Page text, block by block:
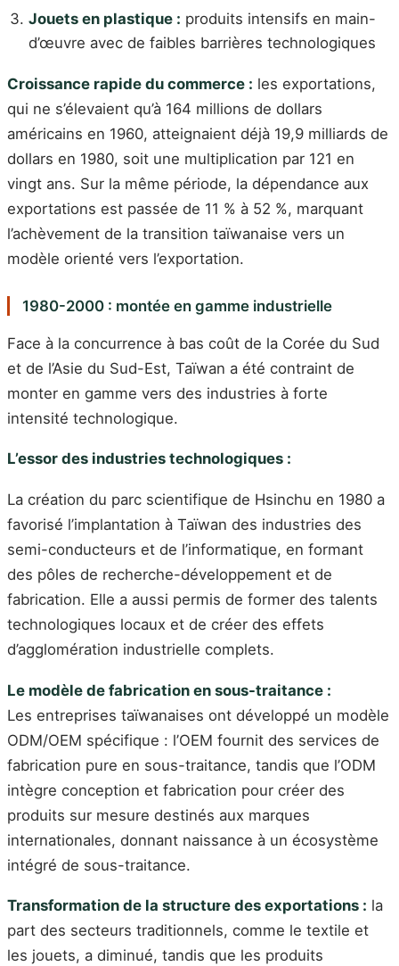
Jouets en plastique : produits intensifs en main-
d’œuvre avec de faibles barrières technologiques
Croissance rapide du commerce : les exportations,
qui ne s’élevaient qu’à 164 millions de dollars
américains en 1960, atteignaient déjà 19,9 milliards de
dollars en 1980, soit une multiplication par 121 en
vingt ans. Sur la même période, la dépendance aux
exportations est passée de 11 % à 52 %, marquant
l’achèvement de la transition taïwanaise vers un
modèle orienté vers l’exportation.
1980-2000 : montée en gamme industrielle
Face à la concurrence à bas coût de la Corée du Sud
et de l’Asie du Sud-Est, Taïwan a été contraint de
monter en gamme vers des industries à forte
intensité technologique.
L’essor des industries technologiques :
La création du parc scientifique de Hsinchu en 1980 a
favorisé l’implantation à Taïwan des industries des
semi-conducteurs et de l’informatique, en formant
des pôles de recherche-développement et de
fabrication. Elle a aussi permis de former des talents
technologiques locaux et de créer des effets
d’agglomération industrielle complets.
Le modèle de fabrication en sous-traitance :
Les entreprises taïwanaises ont développé un modèle
ODM/OEM spécifique : l’OEM fournit des services de
fabrication pure en sous-traitance, tandis que l’ODM
intègre conception et fabrication pour créer des
produits sur mesure destinés aux marques
internationales, donnant naissance à un écosystème
intégré de sous-traitance.
Transformation de la structure des exportations : la
part des secteurs traditionnels, comme le textile et
les jouets, a diminué, tandis que les produits